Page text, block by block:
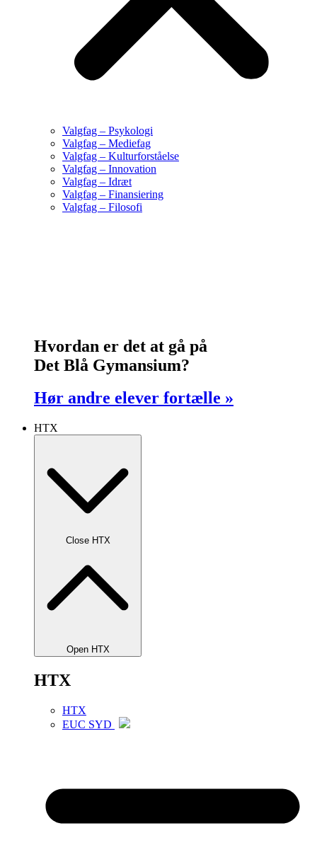
Valgfag – Psykologi
Valgfag – Mediefag
Valgfag – Kulturforståelse
Valgfag – Innovation
Valgfag – Idræt
Valgfag – Finansiering
Valgfag – Filosofi
Hvordan er det at gå på
Det Blå Gymansium?
Hør andre elever fortælle »
HTX
Close HTX
Open HTX
HTX
HTX
EUC SYD